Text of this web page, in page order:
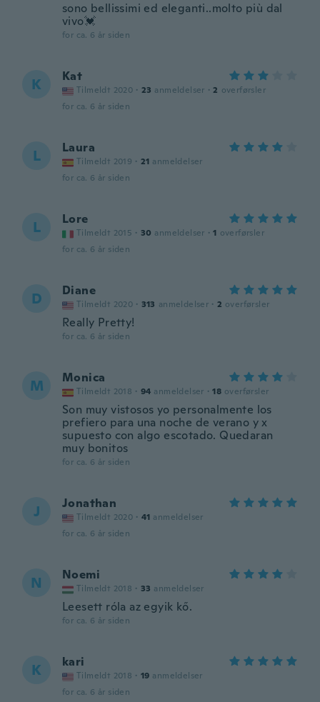
sono bellissimi ed eleganti..molto più dal
vivo💓
for ca. 6 år siden
K Kat
Tilmeldt 2020 · 23 anmeldelser · 2 overførsler
for ca. 6 år siden
L Laura
Tilmeldt 2019 · 21 anmeldelser
for ca. 6 år siden
L Lore
Tilmeldt 2015 · 30 anmeldelser · 1 overførsler
for ca. 6 år siden
D Diane
Tilmeldt 2020 · 313 anmeldelser · 2 overførsler
Really Pretty!
for ca. 6 år siden
M Monica
Tilmeldt 2018 · 94 anmeldelser · 18 overførsler
Son muy vistosos yo personalmente los
prefiero para una noche de verano y x
supuesto con algo escotado. Quedaran
muy bonitos
for ca. 6 år siden
J Jonathan
Tilmeldt 2020 · 41 anmeldelser
for ca. 6 år siden
N Noemi
Tilmeldt 2018 · 33 anmeldelser
Leesett róla az egyik kő.
for ca. 6 år siden
K kari
Tilmeldt 2018 · 19 anmeldelser
for ca. 6 år siden